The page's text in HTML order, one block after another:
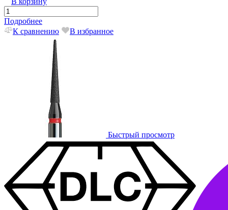
Подробнее
К сравнению
В избранное
Быстрый просмотр